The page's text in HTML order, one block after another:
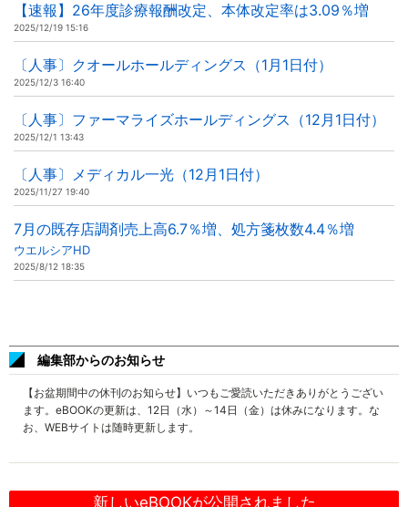
【速報】26年度診療報酬改定、本体改定率は3.09％増
2025/12/19 15:16
〔人事〕クオールホールディングス（1月1日付）
2025/12/3 16:40
〔人事〕ファーマライズホールディングス（12月1日付）
2025/12/1 13:43
〔人事〕メディカル一光（12月1日付）
2025/11/27 19:40
7月の既存店調剤売上高6.7％増、処方箋枚数4.4％増
ウエルシアHD
2025/8/12 18:35
編集部からのお知らせ
【お盆期間中の休刊のお知らせ】いつもご愛読いただきありがとうござい
ます。eBOOKの更新は、12日（水）～14日（金）は休みになります。な
お、WEBサイトは随時更新します。
新しいeBOOKが公開されました